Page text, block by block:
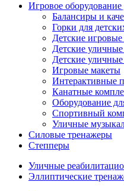
Игровое
Балансиры и
Горки для
Детские
Детские
Детские
Игровые макеты
Интерактивные
Канатные
Оборудование
Спортивный
Уличные
Силовые тренажеры
Степперы
Уличные
Эллиптические